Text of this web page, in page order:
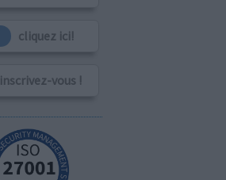
cliquez ici!
inscrivez-vous !